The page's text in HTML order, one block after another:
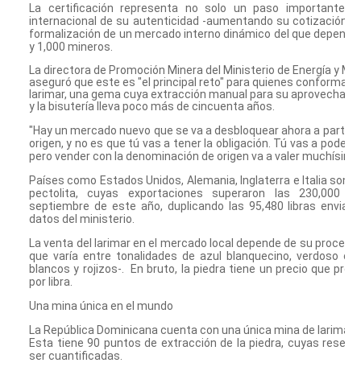
La certificación representa no solo un paso importante
internacional de su autenticidad -aumentando su cotización-,
formalización de un mercado interno dinámico del que
y 1,000 mineros.
La directora de Promoción Minera del Ministerio de Energía y
aseguró que este es "el principal reto" para quienes conforman
larimar, una gema cuya extracción manual para su
y la bisutería lleva poco más de cincuenta años.
"Hay un mercado nuevo que se va a desbloquear ahora a partir
origen, y no es que tú vas a tener la obligación. Tú vas a poder
pero vender con la denominación de origen va a valer
Países como Estados Unidos, Alemania, Inglaterra e Italia son
pectolita, cuyas exportaciones superaron las 230,000
septiembre de este año, duplicando las 95,480 libras
datos del ministerio.
La venta del larimar en el mercado local depende de su
que varía entre tonalidades de azul blanquecino, verdoso o
blancos y rojizos-.
En bruto, la piedra tiene un precio que
por libra.
Una mina única en el mundo
La República Dominicana cuenta con una única mina de larimar,
Esta tiene 90 puntos de extracción de la piedra, cuyas
ser cuantificadas.